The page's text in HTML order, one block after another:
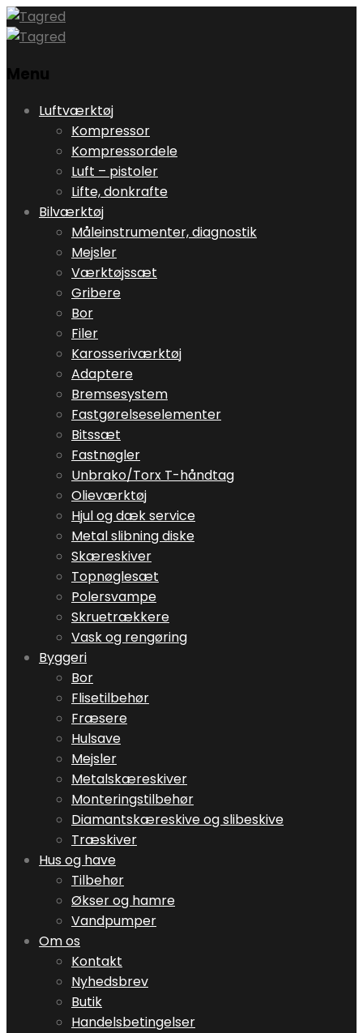
Menu
Skip
content
Luftværktøj
Kompressor
Kompressordele
Luft – pistoler
Lifte, donkrafte
Bilværktøj
Måleinstrumenter, diagnostik
Mejsler
Værktøjssæt
Gribere
Bor
Filer
Karosseriværktøj
Adaptere
Bremsesystem
Fastgørelseselementer
Bitssæt
Fastnøgler
Unbrako/Torx T-håndtag
Olieværktøj
Hjul og dæk service
Metal slibning diske
Skæreskiver
Topnøglesæt
Polersvampe
Skruetrækkere
Vask og rengøring
Byggeri
Bor
Flisetilbehør
Fræsere
Hulsave
Mejsler
Metalskæreskiver
Monteringstilbehør
Diamantskæreskive og slibeskive
Træskiver
Hus og have
Tilbehør
Økser og hamre
Vandpumper
Om os
Kontakt
Nyhedsbrev
Butik
Handelsbetingelser